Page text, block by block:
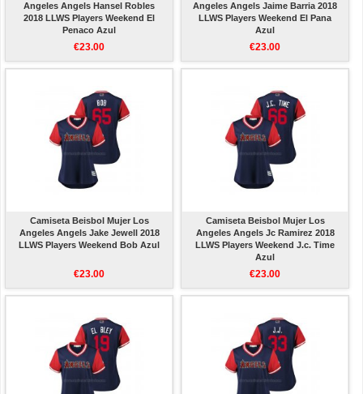
Angeles Angels Hansel Robles
2018 LLWS Players Weekend El
Penaco Azul
€23.00
Angeles Angels Jaime Barria 2018
LLWS Players Weekend El Pana
Azul
€23.00
Camiseta Beisbol Mujer Los
Angeles Angels Jake Jewell 2018
LLWS Players Weekend Bob Azul
€23.00
Camiseta Beisbol Mujer Los
Angeles Angels Jc Ramirez 2018
LLWS Players Weekend J.c. Time
Azul
€23.00